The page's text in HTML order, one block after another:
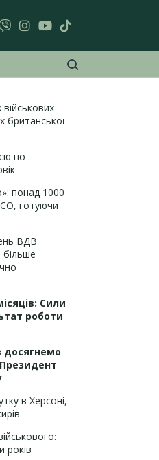
британської
по
понад 1000
готуючи
ВДВ
Сили
роботи
досягнемо
в Херсоні,
років